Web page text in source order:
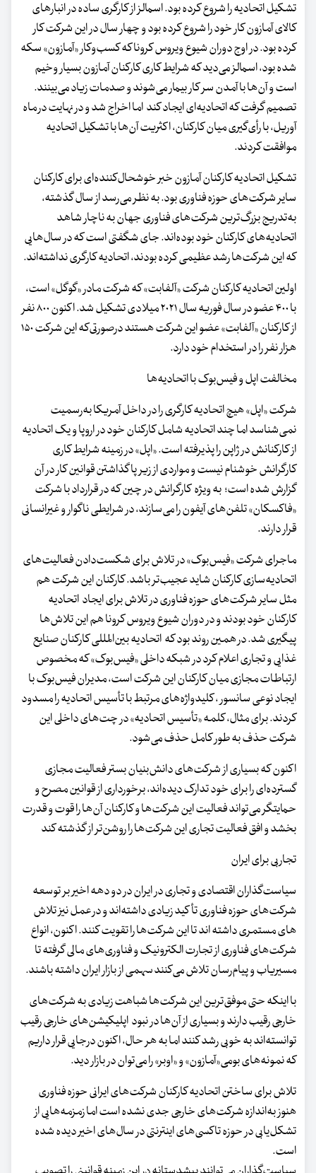
تشکیل اتحادیه را شروع کرده بود. اسمالز از کارگری ساده در انبارهای
کالای آمازون کار خود را شروع کرده بود و چهار سال در این شرکت کار
کرده بود. در اوج دوران شیوع ویروس کرونا که کسب‌وکار «آمازون» سکه
شده بود، اسمالز می‌دید که شرایط کاری کارکنان آمازون بسیار وخیم
است و آن‌ها با آمدن سر کار بیمار می‌شوند و صدمات زیاد می‌بینند.
تصمیم گرفت که اتحادیه‌ای ایجاد کند اما اخراج شد و در نهایت در ماه
آوریل، با رأی‌گیری میان کارکنان، اکثریت آن‌ها با تشکیل اتحادیه
موافقت کردند.
تشکیل اتحادیه کارکنان آمازون خبر خوشحال‌کننده‌ای برای کارکنان
سایر شرکت‌های حوزه فناوری بود. به نظر می‌رسد از سال گذشته،
به‌تدریج بزرگ‌ترین شرکت‌های فناوری جهان به‌ ناچار شاهد
اتحادیه‌های کارکنان خود بوده‌اند. جای شگفتی‌ است که در سال‌هایی
که این شرکت‌ها رشد عظیمی کرده بودند، اتحادیه کارگری نداشته‌اند.
اولین اتحادیه کارکنان شرکت «آلفابت» که شرکت مادر «گوگل» است،
با ۴۰۰ عضو در سال فوریه سال ۲۰۲۱ میلادی تشکیل شد. اکنون ۸۰۰ نفر
از کارکنان «آلفابت» عضو این شرکت هستند درصورتی‌که این شرکت ۱۵۰
هزار نفر را در استخدام خود دارد.
مخالفت اپل و فیس‌بوک با اتحادیه‌ها
شرکت «اپل» هیچ اتحادیه کارگری را در داخل آمریکا به‌رسمیت
نمی‌شناسد اما چند اتحادیه شامل کارکنان خود در اروپا و یک اتحادیه
از کارکنانش در ژاپن را پذیرفته است. «اپل» در زمینه شرایط کاری
کارگرانش خوشنام نیست و مواردی از زیر پا گذاشتن قوانین کار در آن
گزارش شده است؛ به ویژه کارگرانش در چین که در قرارداد با شرکت
«فاکسکان» تلفن‌های آیفون را می‌سازند، در شرایطی ناگوار و غیرانسانی
قرار دارند.
ماجرای شرکت «فیس‌بوک» در تلاش برای شکست‌دادن فعالیت‌های
اتحادیه‌سازی کارکنان شاید عجیب‌تر باشد. کارکنان این شرکت هم
مثل سایر شرکت‌های حوزه فناوری در تلاش برای ایجاد اتحادیه
کارکنان خود بودند و در دوران شیوع ویروس کرونا هم این تلاش‌ها
پیگیری شد. در همین روند بود که اتحادیه بین‌المللی کارکنان صنایع
غذایی و تجاری اعلام کرد در شبکه داخلی «فیس‌بوک» که مخصوص
ارتباطات مجازی میان کارکنان این شرکت است، مدیران فیس‌بوک با
ایجاد نوعی سانسور ، کلیدواژه‌های مرتبط با تأسیس اتحادیه را مسدود
کردند. برای مثال، کلمه «تأسیس اتحادیه» در چت‌های داخلی این
شرکت حذف به طور کامل حذف می‌شود.
اکنون که بسیاری از شرکت‌های دانش‌بنیان بستر فعالیت مجازی
گسترده‌ای را برای خود تدارک دیده‌اند، برخورداری از قوانین مصرح و
حمایتگر می‌تواند فعالیت این شرکت‌ها و کارکنان آن‌ها را قوت و قدرت
بخشد و افق فعالیت تجاری این شرکت‌ها را روشن‌تر از گذشته کند
تجاربی برای ایران
سیاست‌گذاران اقتصادی و تجاری در ایران در دو دهه اخیر بر توسعه
شرکت‌های حوزه فناوری تأکید زیادی داشته‌اند و در عمل نیز تلاش
های مستمری داشته اند تا این شرکت‌ها را تقویت کنند. اکنون، انواع
شرکت‌های فناوری از تجارت الکترونیک و فناوری‌های مالی گرفته تا
مسیریاب و پیام‌رسان تلاش می‌کنند سهمی از بازار ایران داشته باشند.
با اینکه حتی موفق‌ترین این شرکت‌ها شباهت زیادی به شرکت‌های
خارجی رقیب دارند و بسیاری از آن‌ها در نبود اپلیکیشن‌های خارجی رقیب
توانسته‌اند به خوبی رشد کنند اما به هر حال، اکنون درجایی قرار داریم
که نمونه‌های بومی«آمازون» و «اوبر» را می‌توان در بازار دید.
تلاش برای ساختن اتحادیه کارکنان شرکت‌های ایرانی حوزه فناوری
هنوز به‌اندازه شرکت‌های خارجی جدی نشده است اما زمزمه‌هایی از
تشکل‌یابی در حوزه تاکسی‌های اینترنتی در سال‌های اخیر دیده شده
است.